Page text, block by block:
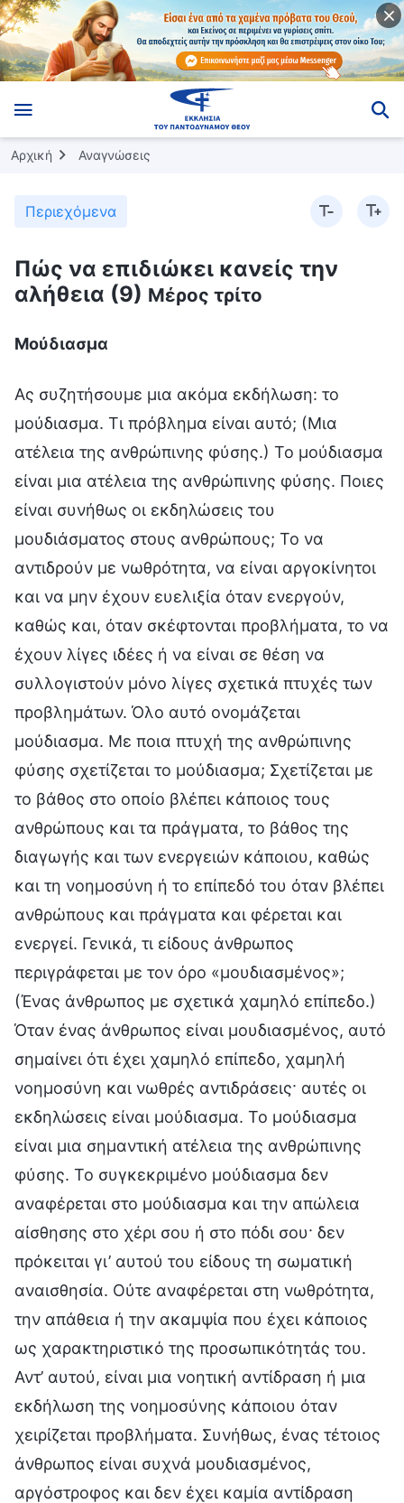
Αρχική Αναγνώσεις
Περιεχόμενα
Πώς να επιδιώκει κανείς την
αλήθεια (9) Μέρος τρίτο
Μούδιασμα
Ας συζητήσουμε μια ακόμα εκδήλωση: το
μούδιασμα. Τι πρόβλημα είναι αυτό; (Μια
ατέλεια της ανθρώπινης φύσης.) Το μούδιασμα
είναι μια ατέλεια της ανθρώπινης φύσης. Ποιες
είναι συνήθως οι εκδηλώσεις του
μουδιάσματος στους ανθρώπους; Το να
αντιδρούν με νωθρότητα, να είναι αργοκίνητοι
και να μην έχουν ευελιξία όταν ενεργούν,
καθώς και, όταν σκέφτονται προβλήματα, το να
έχουν λίγες ιδέες ή να είναι σε θέση να
συλλογιστούν μόνο λίγες σχετικά πτυχές των
προβλημάτων. Όλο αυτό ονομάζεται
μούδιασμα. Με ποια πτυχή της ανθρώπινης
φύσης σχετίζεται το μούδιασμα; Σχετίζεται με
το βάθος στο οποίο βλέπει κάποιος τους
ανθρώπους και τα πράγματα, το βάθος της
διαγωγής και των ενεργειών κάποιου, καθώς
και τη νοημοσύνη ή το επίπεδό του όταν βλέπει
ανθρώπους και πράγματα και φέρεται και
ενεργεί. Γενικά, τι είδους άνθρωπος
περιγράφεται με τον όρο «μουδιασμένος»;
(Ένας άνθρωπος με σχετικά χαμηλό επίπεδο.)
Όταν ένας άνθρωπος είναι μουδιασμένος, αυτό
σημαίνει ότι έχει χαμηλό επίπεδο, χαμηλή
νοημοσύνη και νωθρές αντιδράσεις· αυτές οι
εκδηλώσεις είναι μούδιασμα. Το μούδιασμα
είναι μια σημαντική ατέλεια της ανθρώπινης
φύσης. Το συγκεκριμένο μούδιασμα δεν
αναφέρεται στο μούδιασμα και την απώλεια
αίσθησης στο χέρι σου ή στο πόδι σου· δεν
πρόκειται γι’ αυτού του είδους τη σωματική
αναισθησία. Ούτε αναφέρεται στη νωθρότητα,
την απάθεια ή την ακαμψία που έχει κάποιος
ως χαρακτηριστικό της προσωπικότητάς του.
Αντ’ αυτού, είναι μια νοητική αντίδραση ή μια
εκδήλωση της νοημοσύνης κάποιου όταν
χειρίζεται προβλήματα. Συνήθως, ένας τέτοιος
άνθρωπος είναι συχνά μουδιασμένος,
αργόστροφος και δεν έχει καμία αντίδραση